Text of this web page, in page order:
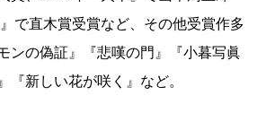
で直木賞受賞など、その他受賞作多
ンの偽証』『悲嘆の門』『小暮写眞
『新しい花が咲く』など。